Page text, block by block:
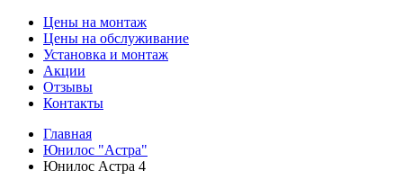
Цены на монтаж
Цены на обслуживание
Установка и монтаж
Акции
Отзывы
Контакты
Главная
Юнилос "Астра"
Юнилос Астра 4